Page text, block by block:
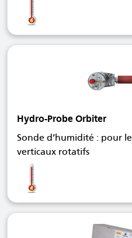
Hydro-Probe Orbiter
Sonde d’humidité : pour
verticaux rotatifs